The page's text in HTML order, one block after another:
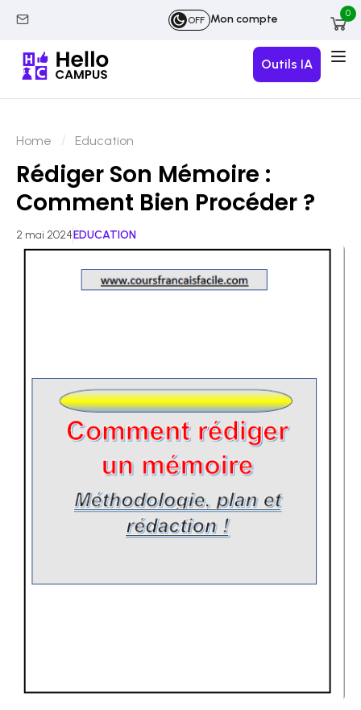
OFF Mon compte 0
Outils IA
Home Education
Rédiger Son Mémoire :
Comment Bien Procéder ?
2 mai 2024EDUCATION